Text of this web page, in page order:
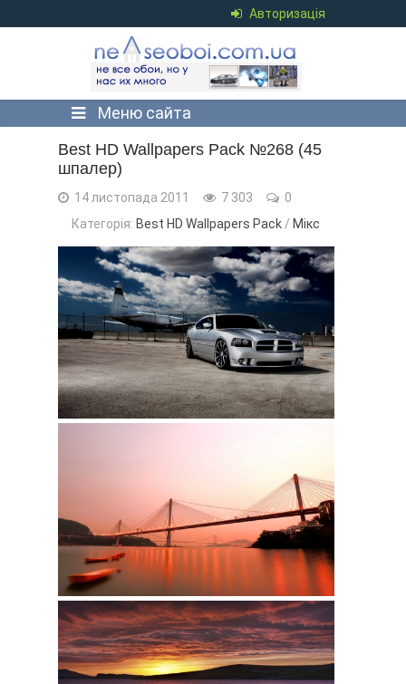
Авторизація
Меню сайта
Best HD Wallpapers Pack №268 (45
шпалер)
14 листопада 2011 7 303
0
Категорія: Best HD Wallpapers Pack / Мікс